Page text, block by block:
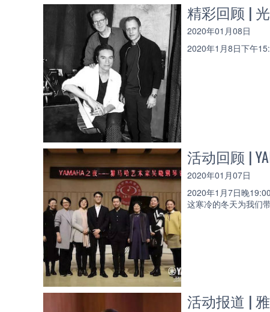
精彩回顾 |
2020年01月08日
2020年1月8日下午
活动回顾 |
2020年01月07日
2020年1月7日晚
这寒冷的冬天为我们
活动报道 |